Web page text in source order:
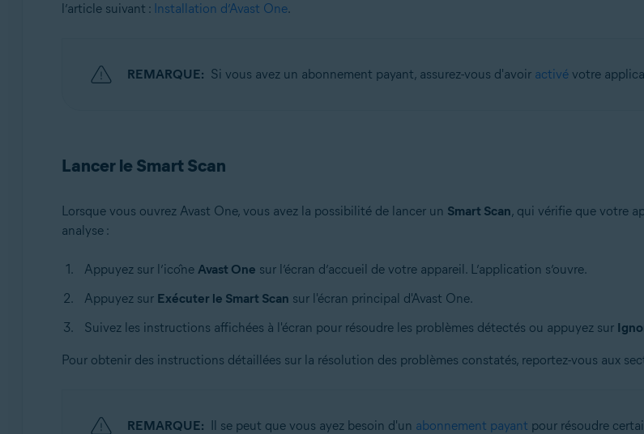
l’article suivant : Installation d’Avast One.
REMARQUE: Si vous avez un abonnement payant, assurez-vous d'avoir activévotre
Lancer le Smart Scan
Lorsque vous ouvrez Avast One, vous avez la possibilité de lancer un Smart Scan, qui vérifie que votre
analyse :
Appuyez sur l’icône Avast One sur l’écran d’accueil de votre appareil. L’application s’ouvre.
Appuyez sur Exécuter le Smart Scan sur l'écran principal d'Avast One.
Suivez les instructions affichées à l'écran pour résoudre les problèmes détectés ou appuyez sur
Pour obtenir des instructions détaillées sur la résolution des problèmes constatés, reportez-vous aux
REMARQUE: Il se peut que vous ayez besoin d'un abonnement payant pour résoudre